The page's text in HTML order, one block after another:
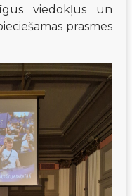
viedokļus un
prasmes